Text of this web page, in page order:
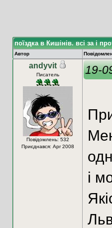
поїздка в Кишінів. всі за і
Автор
andyvit
Писатель
Повідомлень: 532
Приєднався: Apr 2008
19-
і